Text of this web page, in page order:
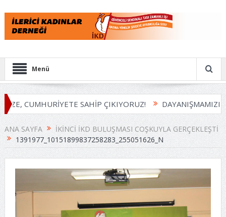
Menü
CUMHURİYETE SAHİP ÇIKIYORUZ! DAYANIŞMAMIZI
ANA SAYFA
İKINCI İKD BULUŞMASI COŞKUYLA GERÇEKLEŞTI
1391977_10151899837258283_255051626_N